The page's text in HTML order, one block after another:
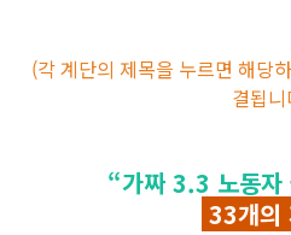
(각 계단의 제목을 누르면 해당
결됩니
“가짜 3.3 노동자
33개의